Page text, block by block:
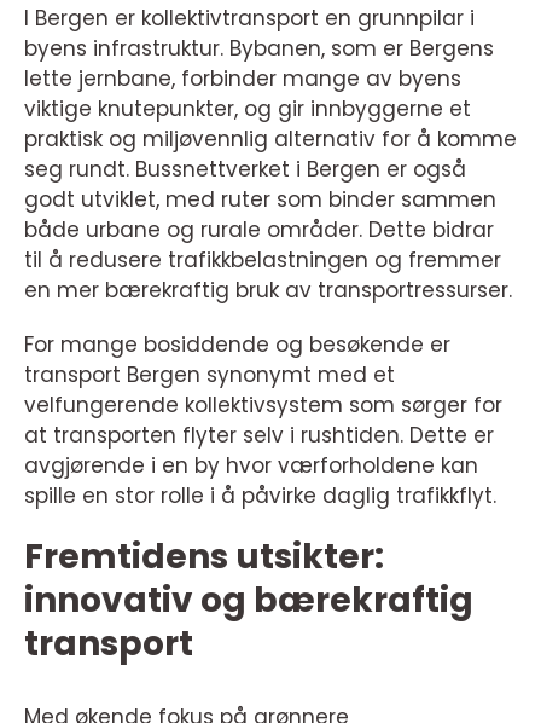
I Bergen er kollektivtransport en grunnpilar i
byens infrastruktur. Bybanen, som er Bergens
lette jernbane, forbinder mange av byens
viktige knutepunkter, og gir innbyggerne et
praktisk og miljøvennlig alternativ for å komme
seg rundt. Bussnettverket i Bergen er også
godt utviklet, med ruter som binder sammen
både urbane og rurale områder. Dette bidrar
til å redusere trafikkbelastningen og fremmer
en mer bærekraftig bruk av transportressurser.
For mange bosiddende og besøkende er
transport Bergen synonymt med et
velfungerende kollektivsystem som sørger for
at transporten flyter selv i rushtiden. Dette er
avgjørende i en by hvor værforholdene kan
spille en stor rolle i å påvirke daglig trafikkflyt.
Fremtidens utsikter:
innovativ og bærekraftig
transport
Med økende fokus på grønnere